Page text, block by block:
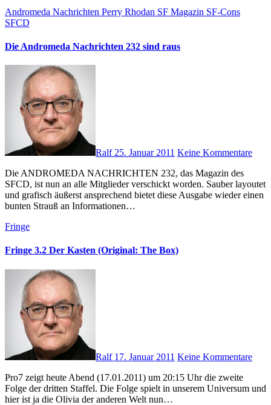
Andromeda Nachrichten Perry Rhodan SF Magazin SF-Cons
SFCD
Die Andromeda Nachrichten 232 sind raus
Ralf 25. Januar 2011 Keine Kommentare
Die ANDROMEDA NACHRICHTEN 232, das Magazin des
SFCD, ist nun an alle Mitglieder verschickt worden. Sauber layoutet
und grafisch äußerst ansprechend bietet diese Ausgabe wieder einen
bunten Strauß an Informationen…
Fringe
Fringe 3.2 Der Kasten (Original: The Box)
Ralf 17. Januar 2011 Keine Kommentare
Pro7 zeigt heute Abend (17.01.2011) um 20:15 Uhr die zweite
Folge der dritten Staffel. Die Folge spielt in unserem Universum und
hier ist ja die Olivia der anderen Welt nun…